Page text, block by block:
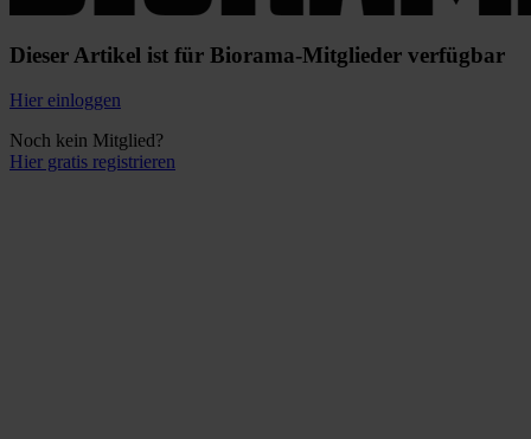
Dieser Artikel ist für Biorama-Mitglieder verfügbar
Hier einloggen
Noch kein Mitglied?
Hier gratis registrieren